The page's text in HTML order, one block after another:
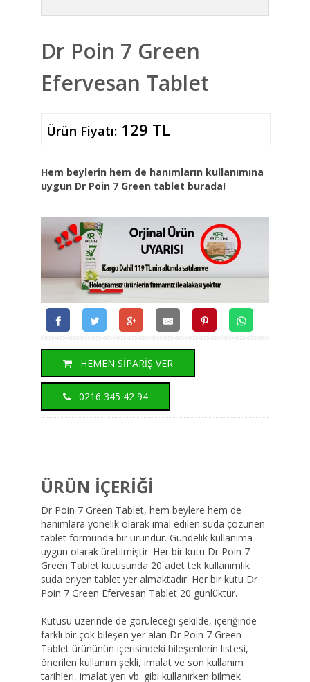
Dr Poin 7 Green
Efervesan Tablet
Ürün Fiyatı:129 TL
Hem beylerin hem de hanımların kullanımına
uygun Dr Poin 7 Green tablet burada!
HEMEN SİPARİŞ VER
0216 345 42 94
ÜRÜN İÇERİĞİ
Dr Poin 7 Green Tablet, hem beylere hem de
hanımlara yönelik olarak imal edilen suda çözünen
tablet formunda bir üründür. Gündelik kullanıma
uygun olarak üretilmiştir. Her bir kutu Dr Poin 7
Green Tablet kutusunda 20 adet tek kullanımlık
suda eriyen tablet yer almaktadır. Her bir kutu Dr
Poin 7 Green Efervesan Tablet 20 günlüktür.
Kutusu üzerinde de görüleceği şekilde, içeriğinde
farklı bir çok bileşen yer alan Dr Poin 7 Green
Tablet ürününün içerisindeki bileşenlerin listesi,
önerilen kullanım şekli, imalat ve son kullanım
tarihleri, imalat yeri vb. gibi kullanırken bilmek